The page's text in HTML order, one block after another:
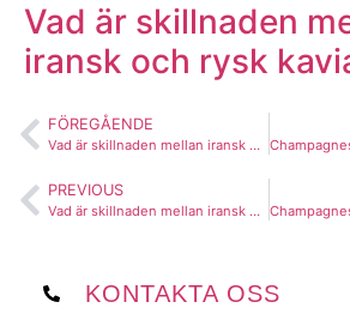
Vad är skillnaden
iransk och rysk
FÖREGÅENDE
Vad är skillnaden mellan iransk och rysk kaviar?
PREVIOUS
Vad är skillnaden mellan iransk och rysk kaviar?
KONTAKTA OSS